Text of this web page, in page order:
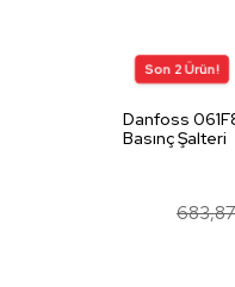
Danfoss
Basınç Şalteri